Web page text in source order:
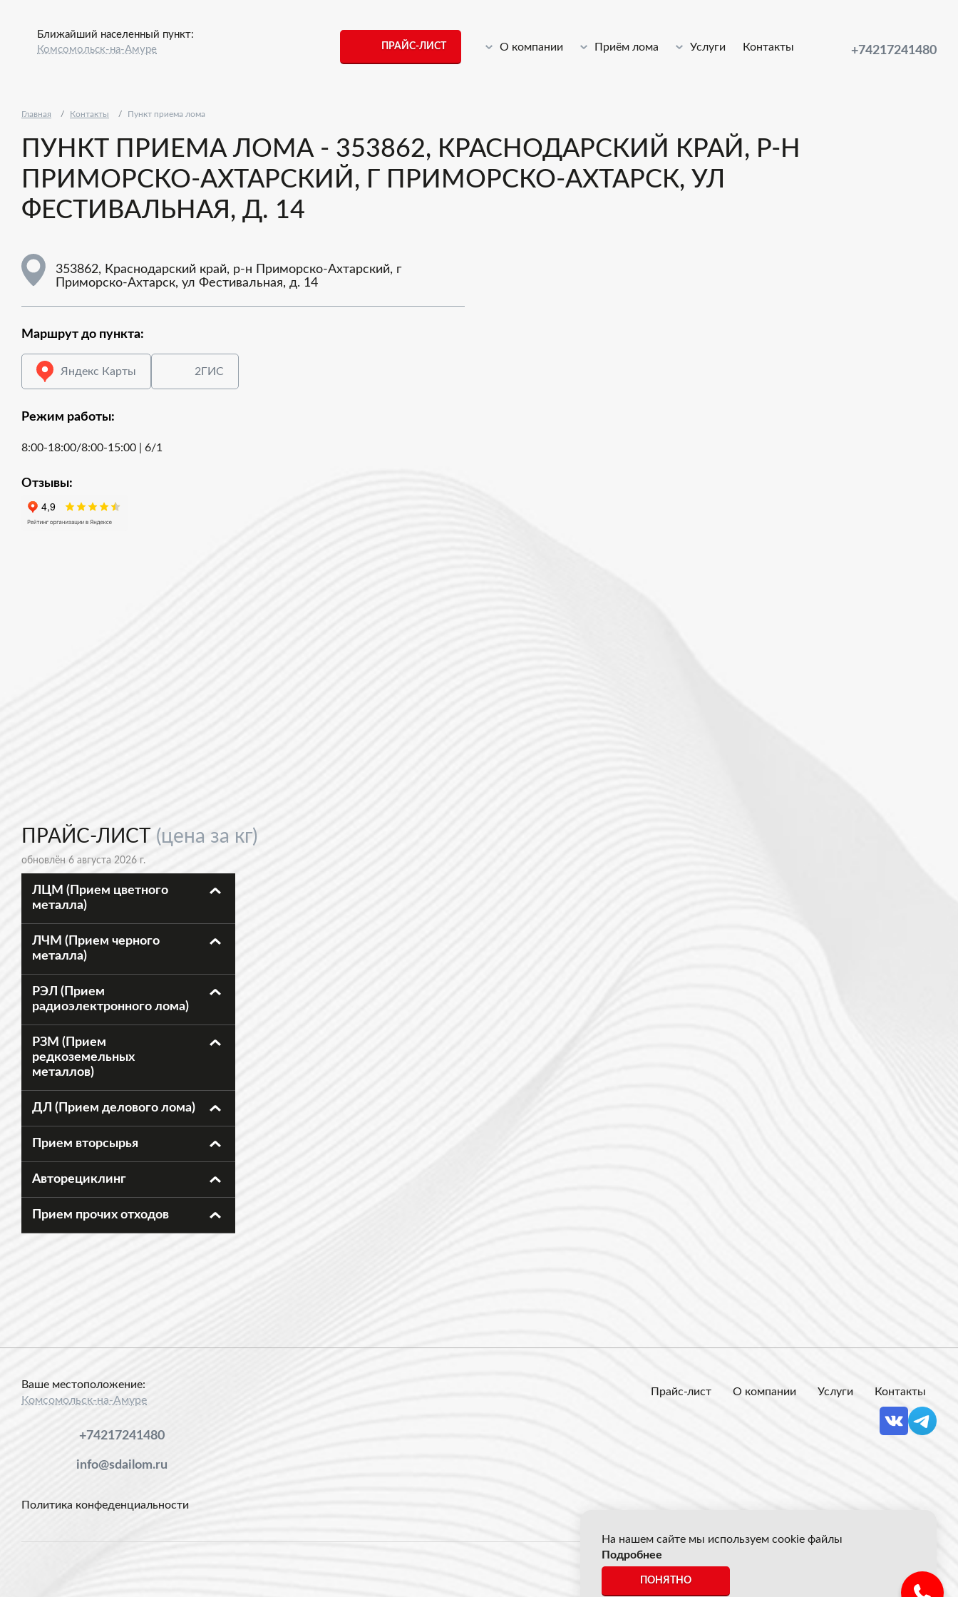
Ближайший населенный пункт:
Комсомольск-на-Амуре
ПРАЙС-ЛИСТ О компании Приём лома Услуги Контакты +74217241480
Главная Контакты Пункт приема лома
ПУНКТ ПРИЕМА ЛОМА - 353862, КРАСНОДАРСКИЙ КРАЙ, Р-Н
ПРИМОРСКО-АХТАРСКИЙ, Г ПРИМОРСКО-АХТАРСК, УЛ
ФЕСТИВАЛЬНАЯ, Д. 14
353862, Краснодарский край, р-н Приморско-Ахтарский, г
Приморско-Ахтарск, ул Фестивальная, д. 14
Маршрут до пункта:
Яндекс Карты 2ГИС
Режим работы:
8:00-18:00/8:00-15:00 | 6/1
Отзывы:
ПРАЙС-ЛИСТ (цена за кг)
обновлён 6 августа 2026 г.
ЛЦМ (Прием цветного
металла)
ЛЧМ (Прием черного
металла)
РЭЛ (Прием
радиоэлектронного лома)
РЗМ (Прием
редкоземельных
металлов)
ДЛ (Прием делового лома)
Прием вторсырья
Авторециклинг
Прием прочих отходов
Ваше местоположение:
Комсомольск-на-Амуре
+74217241480
info@sdailom.ru
Политика конфеденциальности
Прайс-лист О компании Услуги Контакты
© 2026 Акрон Скрап
На нашем сайте мы используем cookie файлы
Подробнее
ПОНЯТНО